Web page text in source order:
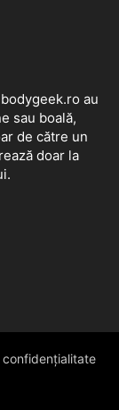
au
sau boală,
de către un
doar la
confidențialitate